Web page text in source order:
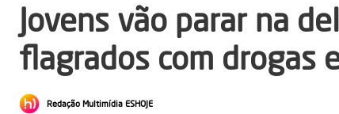
Jovens vão parar na
flagrados com drogas
Redação Multimídia ESHOJE